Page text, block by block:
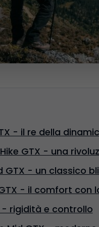
- il re della
GTX - una
GTX - un classico
- il comfort con
- rigidità e controllo